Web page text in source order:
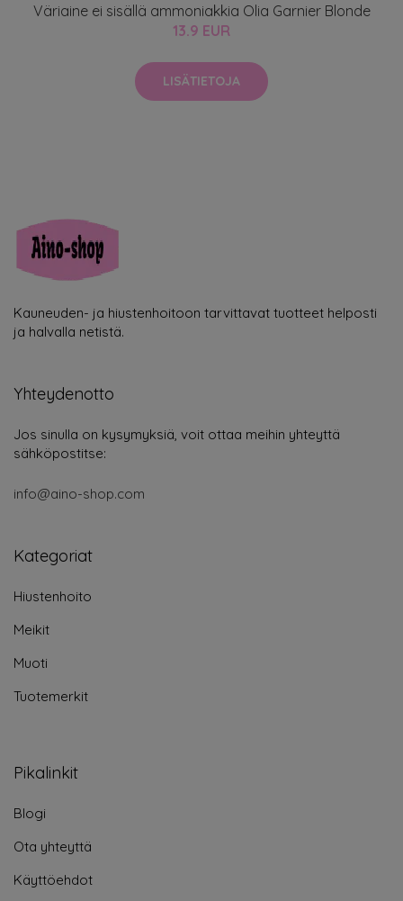
Väriaine ei sisällä ammoniakkia Olia Garnier Blonde
13.9 EUR
LISÄTIETOJA
Kauneuden- ja hiustenhoitoon tarvittavat tuotteet helposti
ja halvalla netistä.
Yhteydenotto
Jos sinulla on kysymyksiä, voit ottaa meihin yhteyttä
sähköpostitse:
info@aino-shop.com
Kategoriat
Hiustenhoito
Meikit
Muoti
Tuotemerkit
Pikalinkit
Blogi
Ota yhteyttä
Käyttöehdot